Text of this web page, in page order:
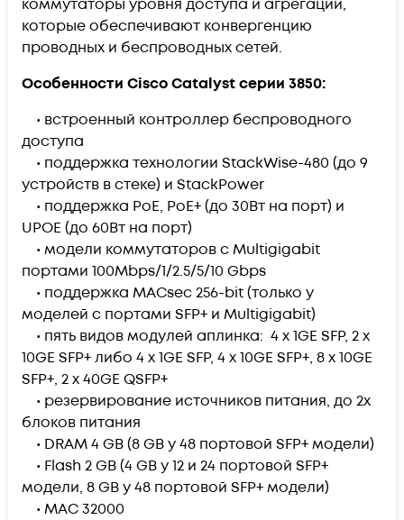
коммутаторы уровня доступа и агрегации,
которые обеспечивают конвергенцию
проводных и беспроводных сетей.
Особенности Cisco Catalyst серии 3850:
• встроенный контроллер беспроводного
доступа
• поддержка технологии StackWise-480 (до 9
устройств в стеке) и StackPower
• поддержка PoE, PoE+ (до 30Вт на порт) и
UPOE (до 60Вт на порт)
• модели коммутаторов с Multigigabit
портами 100Mbps/1/2.5/5/10 Gbps
• поддержка MACsec 256-bit (только у
моделей с портами SFP+ и Multigigabit)
• пять видов модулей аплинка: 4 x 1GE SFP, 2 x
10GE SFP+ либо 4 x 1GE SFP, 4 x 10GE SFP+, 8 x 10GE
SFP+, 2 x 40GE QSFP+
• резервирование источников питания, до 2х
блоков питания
• DRAM 4 GB (8 GB у 48 портовой SFP+ модели)
• Flash 2 GB (4 GB у 12 и 24 портовой SFP+
модели, 8 GB у 48 портовой SFP+ модели)
• MAC 32000